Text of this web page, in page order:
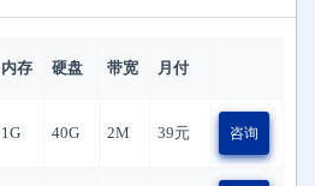
内存 硬盘 带宽 月付
1G 40G 2M 39元 咨询